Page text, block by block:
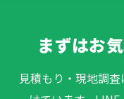
まずはお
見積もり・現地調